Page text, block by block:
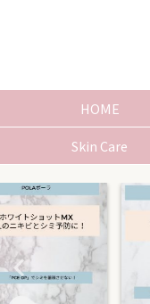
HOME
Skin Care